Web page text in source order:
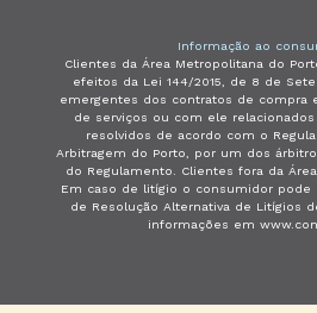
Informação ao
Clientes da Área Metropolitana do
efeitos da Lei 144/2015, de 8 de
emergentes dos contratos de compra
de serviços ou com ele
resolvidos de acordo com o
Arbitragem do Porto, por um dos
do Regulamento. Clientes fora da
Em caso de litígio o consumidor pode
de Resolução Alternativa de Litígios
informações em